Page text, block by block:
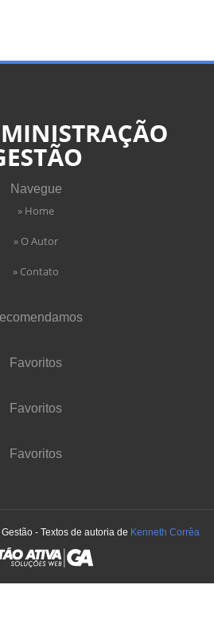
Navegue
» Home
» O Autor
» Contato
Favoritos
Favoritos
Favoritos
- Textos de autoria de Kenneth Corrêa